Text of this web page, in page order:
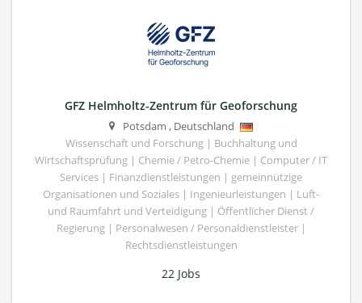
GFZ Helmholtz-Zentrum für Geoforschung
Potsdam , Deutschland
Wissenschaft und Forschung | Buchhaltung und
Wirtschaftsprüfung | Chemie / Petro-Chemie | Computer / IT
Services | Finanzdienstleistungen | gemeinnützige
Organisationen und Soziales | Ingenieurleistungen | Luft-
und Raumfahrt und Verteidigung | Öffentlicher Dienst /
Regierung | Personalwesen / Personaldienstleister |
Rechtsdienstleistungen
22 Jobs